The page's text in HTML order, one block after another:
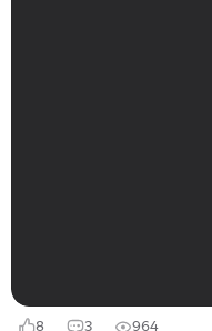
8 3 964